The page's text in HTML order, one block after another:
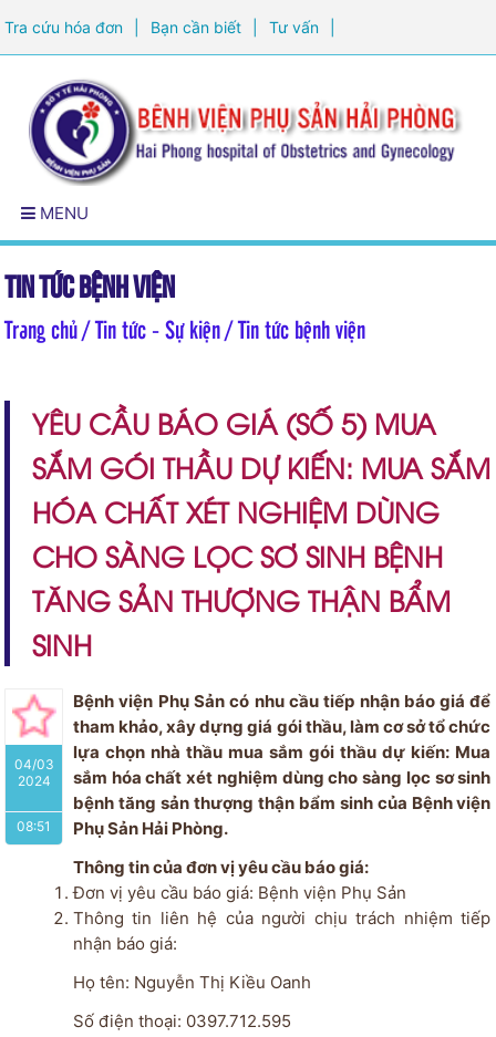
Tra cứu hóa đơn Bạn cần biết Tư vấn
Đăng ký khám sức khỏe
MENU
Tin tức bệnh viện
Trang chủ/ Tin tức - Sự kiện / Tin tức bệnh viện
YÊU CẦU BÁO GIÁ (SỐ 5) MUA
SẮM GÓI THẦU DỰ KIẾN: MUA SẮM
HÓA CHẤT XÉT NGHIỆM DÙNG
CHO SÀNG LỌC SƠ SINH BỆNH
TĂNG SẢN THƯỢNG THẬN BẨM
SINH
04/03
2024
08:51
Bệnh viện Phụ Sản có nhu cầu tiếp nhận báo giá để
tham khảo, xây dựng giá gói thầu, làm cơ sở tổ chức
lựa chọn nhà thầu mua sắm gói thầu dự kiến: Mua
sắm hóa chất xét nghiệm dùng cho sàng lọc sơ sinh
bệnh tăng sản thượng thận bẩm sinh của Bệnh viện
Phụ Sản Hải Phòng.
Thông tin của đơn vị yêu cầu báo giá:
Đơn vị yêu cầu báo giá: Bệnh viện Phụ Sản
Thông tin liên hệ của người chịu trách nhiệm tiếp
nhận báo giá:
Họ tên: Nguyễn Thị Kiều Oanh
Số điện thoại: 0397.712.595